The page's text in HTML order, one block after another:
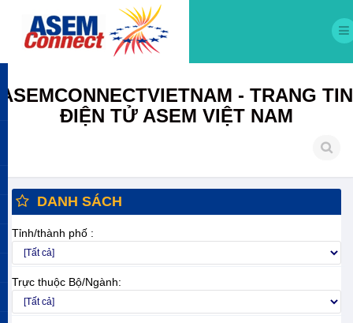
ASEMCONNECTVIETNAM - TRANG TIN
ĐIỆN TỬ ASEM VIỆT NAM
DANH SÁCH
Tỉnh/thành phố :
Trực thuộc Bộ/Ngành: